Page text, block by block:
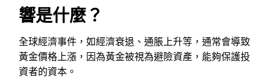
響是什麼？
全球經濟事件，如經濟衰退、通脹上升等，通常會導致
黃金價格上漲，因為黃金被視為避險資產，能夠保護投
資者的資本。